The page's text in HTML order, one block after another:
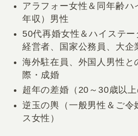
アラフォー女性＆同年齢ハ
年収）男性
50代再婚女性＆ハイステー
経営者、国家公務員、大企
海外駐在員、外国人男性と
際・成婚
超年の差婚（20～30歳以上
逆玉の輿（一般男性＆ご令
ス女性）